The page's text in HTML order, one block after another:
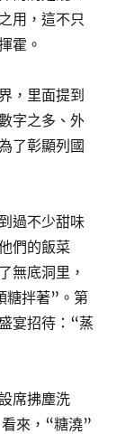
用，這不只
霍。
，里面提到
字之多、外
了彰顯列國
過不少甜味
們的飯菜
無底洞里，
糖拌著”。第
宴招待：“蒸
席拂塵洗
來，“糖澆”